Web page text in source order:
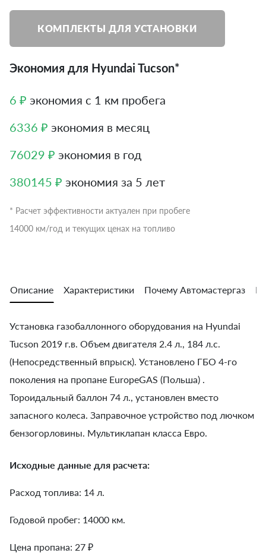
КОМПЛЕКТЫ ДЛЯ УСТАНОВКИ
Экономия для Hyundai Tucson*
6 ₽ экономия с 1 км пробега
6336 ₽ экономия в месяц
76029 ₽ экономия в год
380145 ₽ экономия за 5 лет
* Расчет эффективности актуален при пробеге
14000 км/год и текущих ценах на топливо
Описание Характеристики Почему Автомастергаз
Установка газобаллонного оборудования на Hyundai
Tucson 2019 г.в. Объем двигателя 2.4 л., 184 л.с.
(Непосредственный впрыск). Установлено ГБО 4-го
поколения на пропане EuropeGAS (Польша) .
Тороидальный баллон 74 л., установлен вместо
запасного колеса. Заправочное устройство под лючком
бензогорловины. Мультиклапан класса Евро.
Исходные данные для расчета:
Расход топлива: 14 л.
Годовой пробег: 14000 км.
Цена пропана: 27 ₽